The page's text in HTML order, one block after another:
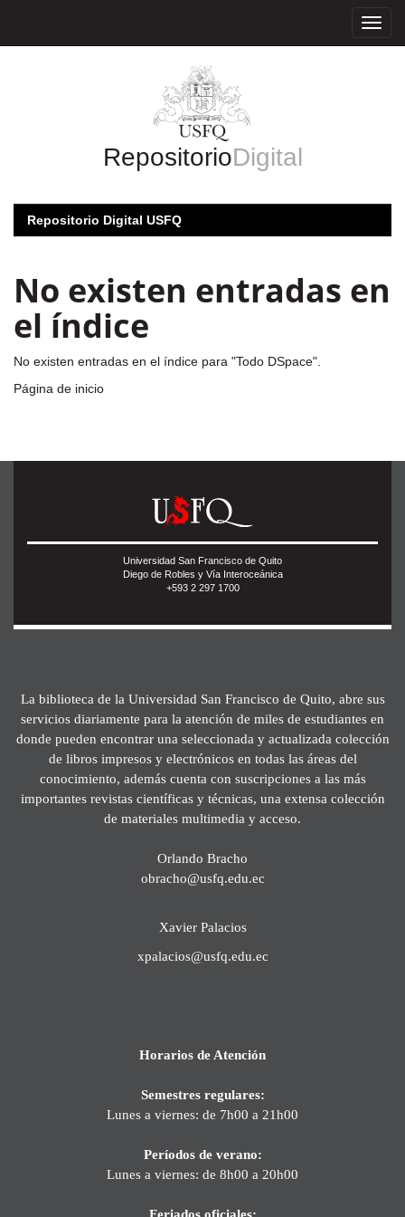
RepositorioDigital
Repositorio Digital USFQ
No existen entradas en
el índice
No existen entradas en el índice para "Todo DSpace".
Página de inicio
Universidad San Francisco de Quito
Diego de Robles y Vía Interoceánica
+593 2 297 1700
La biblioteca de la Universidad San Francisco de Quito, abre sus
servicios diariamente para la atención de miles de estudiantes en
donde pueden encontrar una seleccionada y actualizada colección
de libros impresos y electrónicos en todas las áreas del
conocimiento, además cuenta con suscripciones a las más
importantes revistas científicas y técnicas, una extensa colección
de materiales multimedia y acceso.
Orlando Bracho
obracho@usfq.edu.ec
Xavier Palacios
xpalacios@usfq.edu.ec
Horarios de Atención
Semestres regulares:
Lunes a viernes: de 7h00 a 21h00
Períodos de verano:
Lunes a viernes: de 8h00 a 20h00
Feriados oficiales: